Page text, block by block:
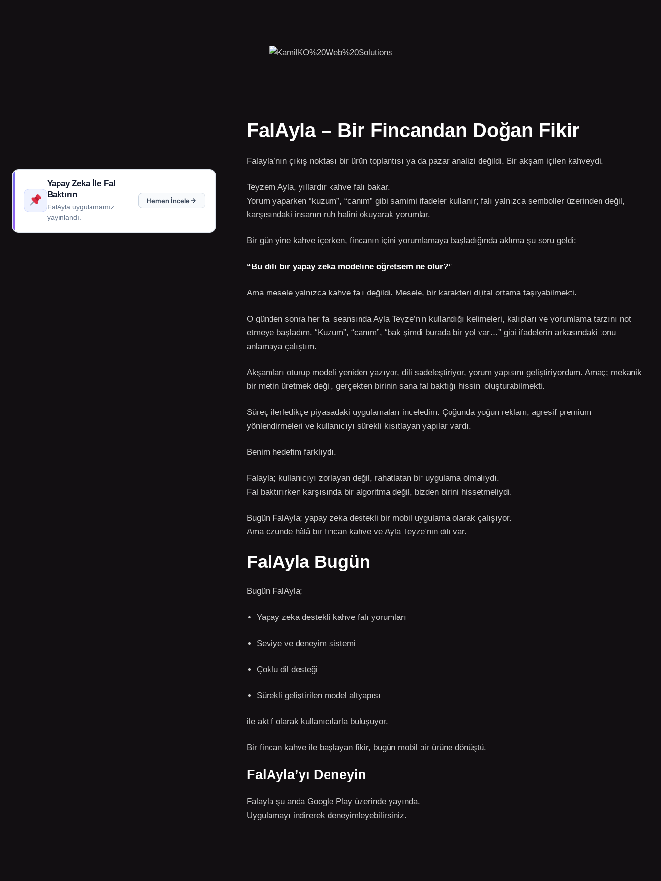
Yapay Zeka İle Fal
Baktırın
FalAyla uygulamamız
yayınlandı.
Hemen İncele
FalAyla – Bir Fincandan Doğan Fikir
Falayla’nın çıkış noktası bir ürün toplantısı ya da pazar analizi değildi. Bir akşam içilen kahveydi.
Teyzem Ayla, yıllardır kahve falı bakar.
Yorum yaparken “kuzum”, “canım” gibi samimi ifadeler kullanır; falı yalnızca semboller üzerinden değil,
karşısındaki insanın ruh halini okuyarak yorumlar.
Bir gün yine kahve içerken, fincanın içini yorumlamaya başladığında aklıma şu soru geldi:
“Bu dili bir yapay zeka modeline öğretsem ne olur?”
Ama mesele yalnızca kahve falı değildi. Mesele, bir karakteri dijital ortama taşıyabilmekti.
O günden sonra her fal seansında Ayla Teyze’nin kullandığı kelimeleri, kalıpları ve yorumlama tarzını not
etmeye başladım. “Kuzum”, “canım”, “bak şimdi burada bir yol var…” gibi ifadelerin arkasındaki tonu
anlamaya çalıştım.
Akşamları oturup modeli yeniden yazıyor, dili sadeleştiriyor, yorum yapısını geliştiriyordum. Amaç; mekanik
bir metin üretmek değil, gerçekten birinin sana fal baktığı hissini oluşturabilmekti.
Süreç ilerledikçe piyasadaki uygulamaları inceledim. Çoğunda yoğun reklam, agresif premium
yönlendirmeleri ve kullanıcıyı sürekli kısıtlayan yapılar vardı.
Benim hedefim farklıydı.
Falayla; kullanıcıyı zorlayan değil, rahatlatan bir uygulama olmalıydı.
Fal baktırırken karşısında bir algoritma değil, bizden birini hissetmeliydi.
Bugün FalAyla; yapay zeka destekli bir mobil uygulama olarak çalışıyor.
Ama özünde hâlâ bir fincan kahve ve Ayla Teyze’nin dili var.
FalAyla Bugün
Bugün FalAyla;
Yapay zeka destekli kahve falı yorumları
Seviye ve deneyim sistemi
Çoklu dil desteği
Sürekli geliştirilen model altyapısı
ile aktif olarak kullanıcılarla buluşuyor.
Bir fincan kahve ile başlayan fikir, bugün mobil bir ürüne dönüştü.
FalAyla’yı Deneyin
Falayla şu anda Google Play üzerinde yayında.
Uygulamayı indirerek deneyimleyebilirsiniz.